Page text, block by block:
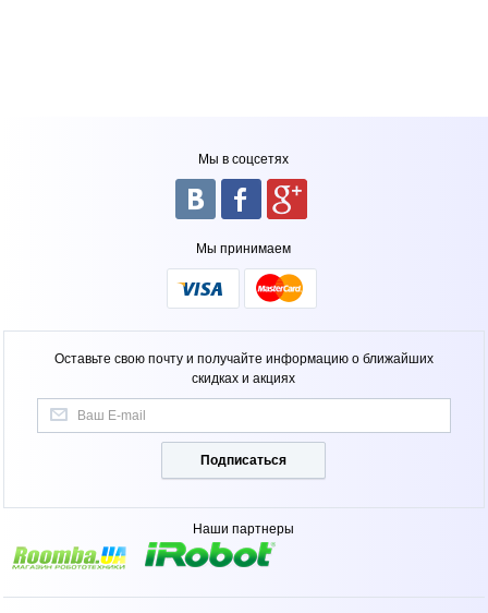
Мы в соцсетях
Мы принимаем
Оставьте свою почту и получайте информацию о ближайших
скидках и акциях
Подписаться
Наши партнеры